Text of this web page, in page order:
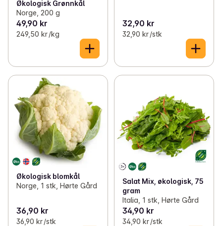
✓ Ferdigkuttet salat og grønnsaker
✓ Økologisk frukt og grønt (29)
(26)
Frø, nøtter og tørket frukt (93)
✓ Hermetisert frukt og grønt
✓ Fryst frukt og grønt (57)
Økologisk Grønnkål
Norge, 200 g
49,90 kr
249,50 kr /kg
32,90 kr
32,90 kr /stk
Økologisk blomkål
Norge, 1 stk, Hørte Gård
36,90 kr
36,90 kr /stk
Salat Mix, økologisk, 75
gram
Italia, 1 stk, Hørte Gård
34,90 kr
34,90 kr /stk